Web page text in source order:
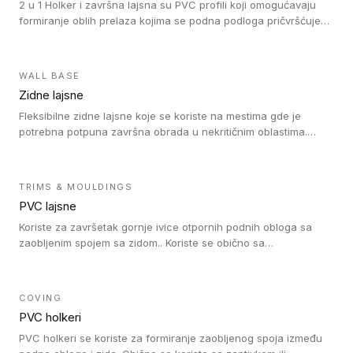
2 u 1 Holker i završna lajsna su PVC profili koji omogućavaju
formiranje oblih prelaza kojima se podna podloga pričvršćuje
WALL BASE
Zidne lajsne
Fleksibilne zidne lajsne koje se koriste na mestima gde je
potrebna potpuna završna obrada u nekritičnim oblastima.
TRIMS & MOULDINGS
PVC lajsne
Koriste za završetak gornje ivice otpornih podnih obloga sa
zaobljenim spojem sa zidom.. Koriste se obično sa
rešenje).
COVING
PVC holkeri
PVC holkeri se koriste za formiranje zaobljenog spoja između